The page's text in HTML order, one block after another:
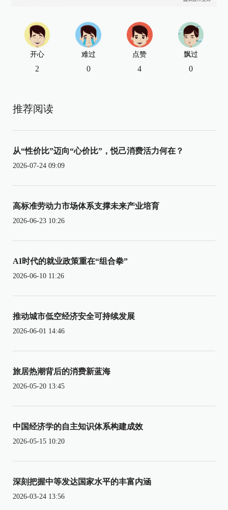
开心
2
难过
0
点赞
4
飘过
0
推荐阅读
从“性价比”迈向“心价比”，悦己消费活力何在？
2026-07-24 09:09
高标准劳动力市场体系支撑未来产业培育
2026-06-23 10:26
AI时代的就业政策重在“组合拳”
2026-06-10 11:26
推动城市低空经济安全可持续发展
2026-06-01 14:46
旅居热潮背后的消费新蓝海
2026-05-20 13:45
中国经济学的自主知识体系构建成效
2026-05-15 10:20
深刻把握中等发达国家水平的丰富内涵
2026-03-24 13:56